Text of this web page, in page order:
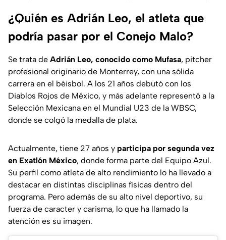
¿Quién es Adrián Leo, el atleta que
podría pasar por el Conejo Malo?
Se trata de Adrián Leo, conocido como Mufasa, pitcher
profesional originario de Monterrey, con una sólida
carrera en el béisbol. A los 21 años debutó con los
Diablos Rojos de México, y más adelante representó a la
Selección Mexicana en el Mundial U23 de la WBSC,
donde se colgó la medalla de plata.
Actualmente, tiene 27 años y participa por segunda vez
en Exatlón México, donde forma parte del Equipo Azul.
Su perfil como atleta de alto rendimiento lo ha llevado a
destacar en distintas disciplinas físicas dentro del
programa. Pero además de su alto nivel deportivo, su
fuerza de caracter y carisma, lo que ha llamado la
atención es su imagen.